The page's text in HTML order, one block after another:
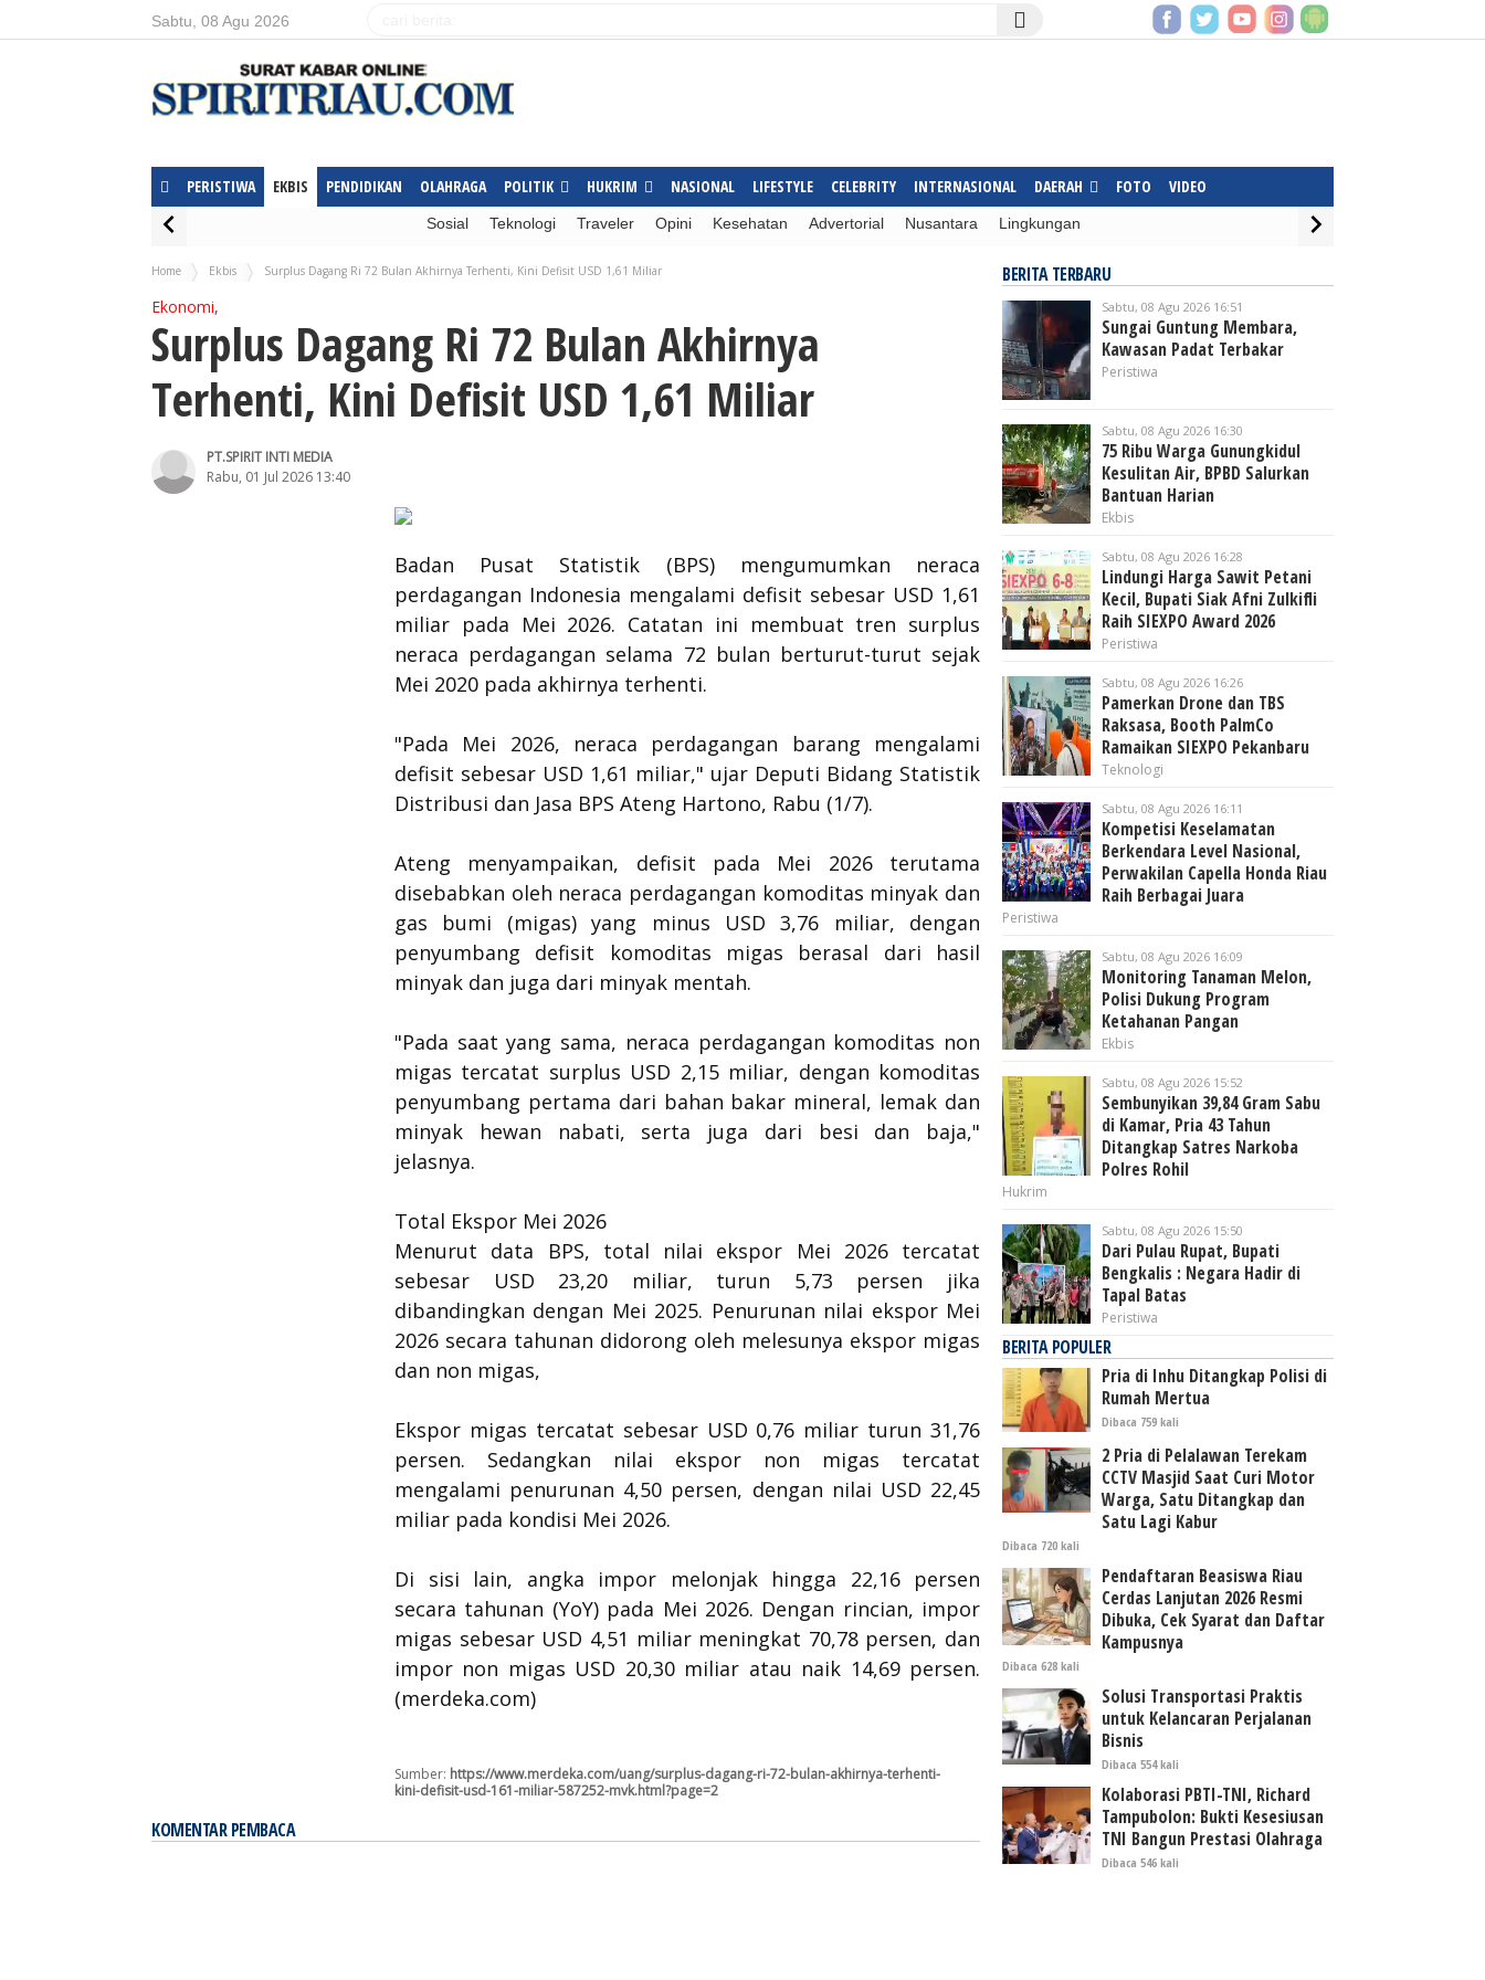
Sabtu, 08 Agu 2026
PERISTIWA EKBIS PENDIDIKAN OLAHRAGA POLITIK HUKRIM NASIONAL LIFESTYLE CELEBRITY INTERNASIONAL DAERAH FOTO VIDEO
Sosial Teknologi Traveler Opini Kesehatan Advertorial Nusantara Lingkungan
Home Ekbis Surplus Dagang Ri 72 Bulan Akhirnya Terhenti, Kini Defisit USD 1,61 Miliar
Ekonomi,
Surplus Dagang Ri 72 Bulan Akhirnya
Terhenti, Kini Defisit USD 1,61 Miliar
PT.SPIRIT INTI MEDIA
Rabu, 01 Jul 2026 13:40
Badan Pusat Statistik (BPS) mengumumkan neraca
perdagangan Indonesia mengalami defisit sebesar USD 1,61
miliar pada Mei 2026. Catatan ini membuat tren surplus
neraca perdagangan selama 72 bulan berturut-turut sejak
Mei 2020 pada akhirnya terhenti.
"Pada Mei 2026, neraca perdagangan barang mengalami
defisit sebesar USD 1,61 miliar," ujar Deputi Bidang Statistik
Distribusi dan Jasa BPS Ateng Hartono, Rabu (1/7).
Ateng menyampaikan, defisit pada Mei 2026 terutama
disebabkan oleh neraca perdagangan komoditas minyak dan
gas bumi (migas) yang minus USD 3,76 miliar, dengan
penyumbang defisit komoditas migas berasal dari hasil
minyak dan juga dari minyak mentah.
"Pada saat yang sama, neraca perdagangan komoditas non
migas tercatat surplus USD 2,15 miliar, dengan komoditas
penyumbang pertama dari bahan bakar mineral, lemak dan
minyak hewan nabati, serta juga dari besi dan baja,"
jelasnya.
Total Ekspor Mei 2026
Menurut data BPS, total nilai ekspor Mei 2026 tercatat
sebesar USD 23,20 miliar, turun 5,73 persen jika
dibandingkan dengan Mei 2025. Penurunan nilai ekspor Mei
2026 secara tahunan didorong oleh melesunya ekspor migas
dan non migas,
Ekspor migas tercatat sebesar USD 0,76 miliar turun 31,76
persen. Sedangkan nilai ekspor non migas tercatat
mengalami penurunan 4,50 persen, dengan nilai USD 22,45
miliar pada kondisi Mei 2026.
Di sisi lain, angka impor melonjak hingga 22,16 persen
secara tahunan (YoY) pada Mei 2026. Dengan rincian, impor
migas sebesar USD 4,51 miliar meningkat 70,78 persen, dan
impor non migas USD 20,30 miliar atau naik 14,69 persen.
(merdeka.com)
Sumber: https://www.merdeka.com/uang/surplus-dagang-ri-72-bulan-akhirnya-terhenti-
kini-defisit-usd-161-miliar-587252-mvk.html?page=2
KOMENTAR PEMBACA
BERITA TERBARU
Sabtu, 08 Agu 2026 16:51
Sungai Guntung Membara,
Kawasan Padat Terbakar
Peristiwa
Sabtu, 08 Agu 2026 16:30
75 Ribu Warga Gunungkidul
Kesulitan Air, BPBD Salurkan
Bantuan Harian
Ekbis
Sabtu, 08 Agu 2026 16:28
Lindungi Harga Sawit Petani
Kecil, Bupati Siak Afni Zulkifli
Raih SIEXPO Award 2026
Peristiwa
Sabtu, 08 Agu 2026 16:26
Pamerkan Drone dan TBS
Raksasa, Booth PalmCo
Ramaikan SIEXPO Pekanbaru
Teknologi
Sabtu, 08 Agu 2026 16:11
Kompetisi Keselamatan
Berkendara Level Nasional,
Perwakilan Capella Honda Riau
Raih Berbagai Juara
Peristiwa
Sabtu, 08 Agu 2026 16:09
Monitoring Tanaman Melon,
Polisi Dukung Program
Ketahanan Pangan
Ekbis
Sabtu, 08 Agu 2026 15:52
Sembunyikan 39,84 Gram Sabu
di Kamar, Pria 43 Tahun
Ditangkap Satres Narkoba
Polres Rohil
Hukrim
Sabtu, 08 Agu 2026 15:50
Dari Pulau Rupat, Bupati
Bengkalis : Negara Hadir di
Tapal Batas
Peristiwa
BERITA POPULER
Pria di Inhu Ditangkap Polisi di
Rumah Mertua
Dibaca 759 kali
2 Pria di Pelalawan Terekam
CCTV Masjid Saat Curi Motor
Warga, Satu Ditangkap dan
Satu Lagi Kabur
Dibaca 720 kali
Pendaftaran Beasiswa Riau
Cerdas Lanjutan 2026 Resmi
Dibuka, Cek Syarat dan Daftar
Kampusnya
Dibaca 628 kali
Solusi Transportasi Praktis
untuk Kelancaran Perjalanan
Bisnis
Dibaca 554 kali
Kolaborasi PBTI-TNI, Richard
Tampubolon: Bukti Kesesiusan
TNI Bangun Prestasi Olahraga
Dibaca 546 kali